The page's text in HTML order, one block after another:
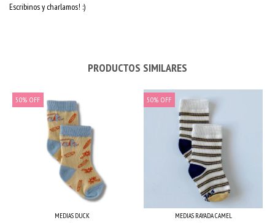
Escribinos y charlamos! :)
PRODUCTOS SIMILARES
50% OFF
MEDIAS DUCK
50% OFF
MEDIAS RAYADA CAMEL